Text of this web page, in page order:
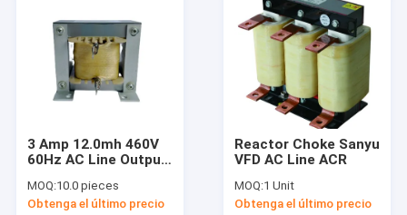
3 Amp 12.0mh 460V
60Hz AC Line Output
For Motor 0.3-14
kVar
MOQ:10.0 pieces
Obtenga el último precio
Reactor Choke Sanyu
VFD AC Line ACR
MOQ:1 Unit
Obtenga el último precio